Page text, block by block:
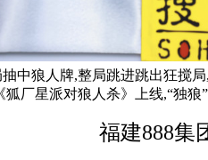
中狼人牌,整局跳进跳出狂搅
厂星派对狼人杀》上线,“独狼
福建888集